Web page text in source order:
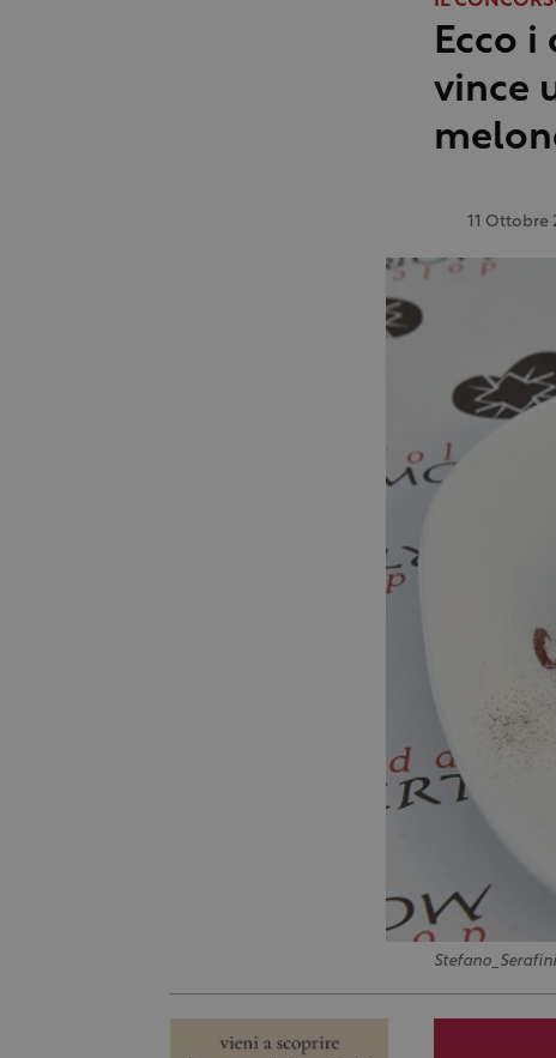
Ecco
vince
11 Ottobre